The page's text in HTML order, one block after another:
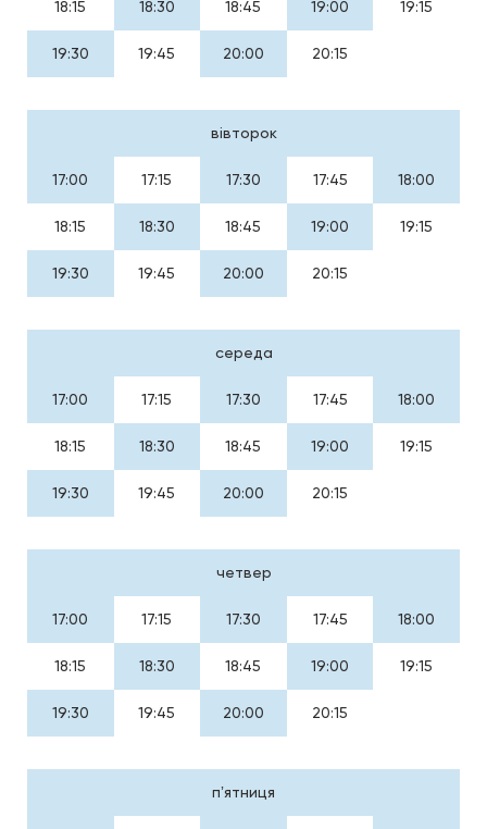
18:15 18:30 18:45 19:00 19:15
19:30 19:45 20:00 20:15
вівторок
17:00 17:15 17:30 17:45 18:00
18:15 18:30 18:45 19:00 19:15
19:30 19:45 20:00 20:15
середа
17:00 17:15 17:30 17:45 18:00
18:15 18:30 18:45 19:00 19:15
19:30 19:45 20:00 20:15
четвер
17:00 17:15 17:30 17:45 18:00
18:15 18:30 18:45 19:00 19:15
19:30 19:45 20:00 20:15
пʼятниця